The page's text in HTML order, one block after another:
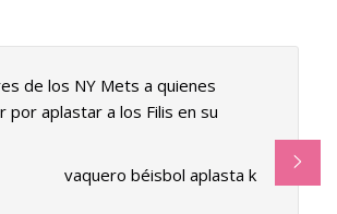
de los NY Mets a quienes
por aplastar a los Filis en su
vaquero béisbol aplasta k